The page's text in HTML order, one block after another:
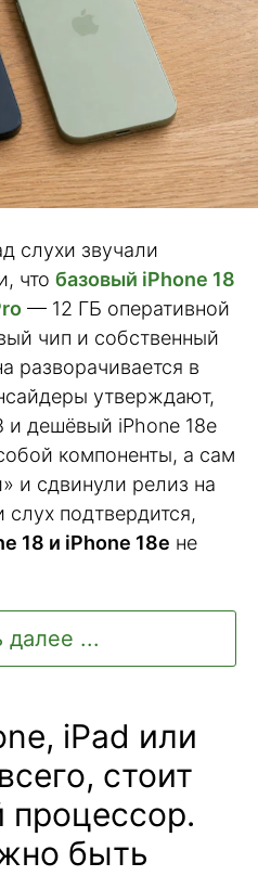
слухи звучали
что базовый iPhone 18
— 12 ГБ оперативной
чип и собственный
разворачивается в
утверждают,
и дешёвый iPhone 18e
компоненты, а сам
и сдвинули релиз на
слух подтвердится,
18 и iPhone 18е не
далее ...
iPad или
стоит
процессор.
быть